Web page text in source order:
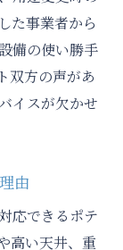
た事業者から
備の使い勝手
双方の声があ
イスが欠かせ
由
応できるポテ
高い天井、重